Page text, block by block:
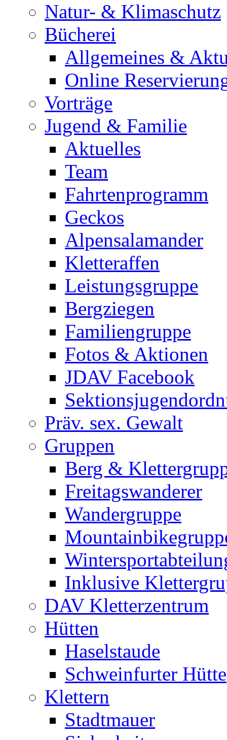
Natur- & Klimaschutz
Bücherei
Allgemeines &
Online
Vorträge
Jugend & Familie
Aktuelles
Team
Fahrtenprogramm
Geckos
Alpensalamander
Kletteraffen
Leistungsgruppe
Bergziegen
Familiengruppe
Fotos & Aktionen
JDAV Facebook
Präv. sex. Gewalt
Gruppen
Berg &
Freitagswanderer
Wandergruppe
Inklusive
DAV Kletterzentrum
Hütten
Haselstaude
Schweinfurter Hütte
Klettern
Stadtmauer